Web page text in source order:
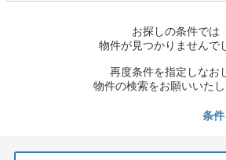
お探しの条件では
物件が見つかりませんで
再度条件を指定しなお
物件の検索をお願いいたし
条